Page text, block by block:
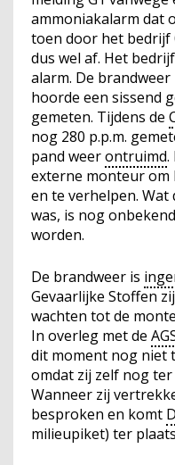
ammoniakalarm dat
toen door het bedrijf
dus wel af. Het
alarm. De
hoorde een sissend
gemeten. Tijdens de
nog 280 p.p.m.
pand weerontruimd.
externe monteur
en te verhelpen. Wat
was, is nog
worden.
De brandweer is
Gevaarlijke Stoffen
wachten tot de
In overleg met de
dit moment nog niet
omdat zij zelf nog
Wanneer zij
besproken en komt
milieupiket) ter